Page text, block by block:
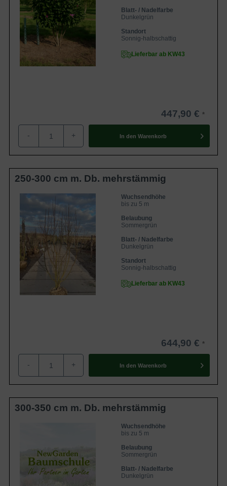
Blatt- / Nadelfarbe
Dunkelgrün
Standort
Sonnig-halbschattig
Lieferbar ab KW43
447,90 €
- + In den Warenkorb
250-300 cm m. Db. mehrstämmig
Wuchsendhöhe
bis zu 5 m
Belaubung
Sommergrün
Blatt- / Nadelfarbe
Dunkelgrün
Standort
Sonnig-halbschattig
Lieferbar ab KW43
644,90 €
- + In den Warenkorb
300-350 cm m. Db. mehrstämmig
Wuchsendhöhe
bis zu 5 m
Belaubung
Sommergrün
Blatt- / Nadelfarbe
Dunkelgrün